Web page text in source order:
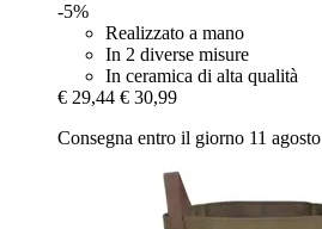
-5%
Realizzato a mano
In 2 diverse misure
In ceramica di alta qualità
€ 29,44 € 30,99
Consegna entro il giorno 11 agosto